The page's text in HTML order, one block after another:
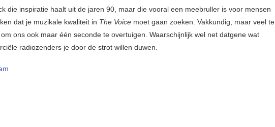
die inspiratie haalt uit de jaren 90, maar die vooral een meebruller is voor mensen
dat je muzikale kwaliteit in The Voice moet gaan zoeken. Vakkundig, maar veel te
ons ook maar één seconde te overtuigen. Waarschijnlijk wel net datgene wat
radiozenders je door de strot willen duwen.